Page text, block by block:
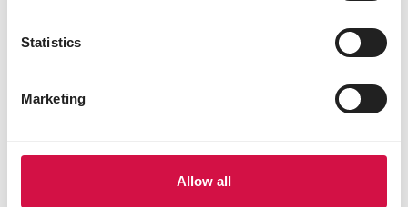
Statistics
Marketing
Allow all